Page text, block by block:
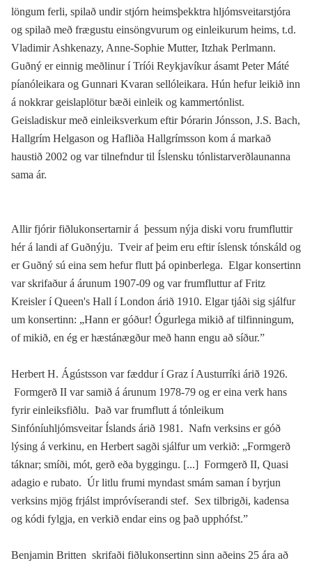
löngum ferli, spilað undir stjórn heimsþekktra hljómsveitarstjóra
og spilað með frægustu einsöngvurum og einleikurum heims, t.d.
Vladimir Ashkenazy, Anne-Sophie Mutter, Itzhak Perlmann.
Guðný er einnig meðlinur í Tríói Reykjavíkur ásamt Peter Máté
píanóleikara og Gunnari Kvaran sellóleikara. Hún hefur leikið inn
á nokkrar geislaplötur bæði einleik og kammertónlist.
Geisladiskur með einleiksverkum eftir Þórarin Jónsson, J.S. Bach,
Hallgrím Helgason og Hafliða Hallgrímsson kom á markað
haustið 2002 og var tilnefndur til Íslensku tónlistarverðlaunanna
sama ár.
Allir fjórir fiðlukonsertarnir á þessum nýja diski voru frumfluttir
hér á landi af Guðnýju. Tveir af þeim eru eftir íslensk tónskáld og
er Guðný sú eina sem hefur flutt þá opinberlega. Elgar konsertinn
var skrifaður á árunum 1907-09 og var frumfluttur af Fritz
Kreisler í Queen's Hall í London árið 1910. Elgar tjáði sig sjálfur
um konsertinn: „Hann er góður! Ógurlega mikið af tilfinningum,
of mikið, en ég er hæstánægður með hann engu að síður.”
Herbert H. Ágústsson var fæddur í Graz í Austurríki árið 1926.
Formgerð II var samið á árunum 1978-79 og er eina verk hans
fyrir einleiksfiðlu. Það var frumflutt á tónleikum
Sinfóníuhljómsveitar Íslands árið 1981. Nafn verksins er góð
lýsing á verkinu, en Herbert sagði sjálfur um verkið: „Formgerð
táknar; smíði, mót, gerð eða byggingu. [...] Formgerð II, Quasi
adagio e rubato. Úr litlu frumi myndast smám saman í byrjun
verksins mjög frjálst impróvíserandi stef. Sex tilbrigði, kadensa
og kódi fylgja, en verkið endar eins og það upphófst.”
Benjamin Britten skrifaði fiðlukonsertinn sinn aðeins 25 ára að